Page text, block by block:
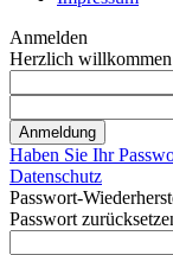
Anmelden
Herzlich
Haben Sie Ihr
Datenschutz
Passwort-
Passwort